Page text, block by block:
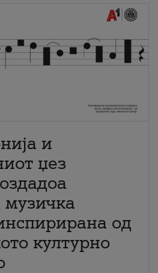
и
џез
од
културно